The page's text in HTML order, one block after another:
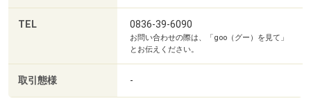
ジャッジならではの資金計画をお伝えします。
借入がある方でもOK！年収が200万円台でもOK！
女性でもOK！パートさんでもOK！
はずです♪
TEL 0836-39-6090
お問い合わせの際は、「goo（グー）を見て」
とお伝えください。
取引態様 -